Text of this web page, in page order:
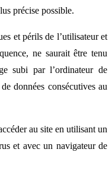
précise possible.
et périls de l’utilisateur et
ne saurait être tenu
subi par l’ordinateur de
données consécutives au
au site en utilisant un
et avec un navigateur de